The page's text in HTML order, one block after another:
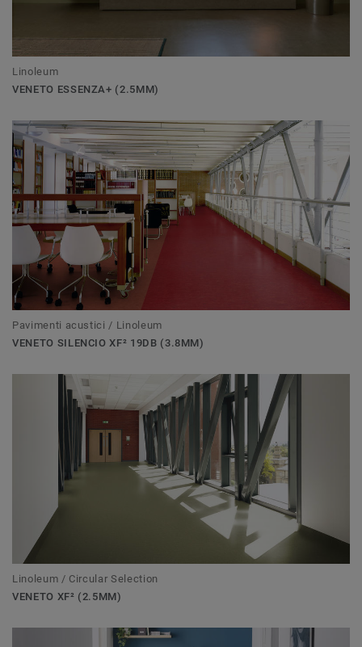
Linoleum
VENETO ESSENZA+ (2.5MM)
Pavimenti acustici / Linoleum
VENETO SILENCIO XF² 19DB (3.8MM)
Linoleum / Circular Selection
VENETO XF² (2.5MM)